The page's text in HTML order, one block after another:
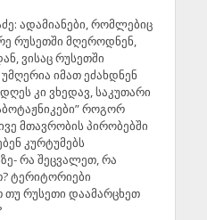
ადამიანები, რომლებიც
რუსეთში მღეროდნენ,
ვისაც რუსეთში
იმათ ეძახდნენ
კი ვხედავ, საკუთარი
როგორ
მთავრობის პირობებში
კურტუმებს
რა შეცვალეთ, რა
ტერიტორიები
თუ რუსეთი დაამარცხეთ